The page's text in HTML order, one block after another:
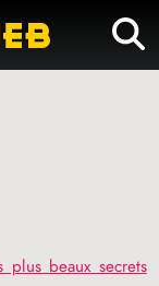
plus beaux secrets